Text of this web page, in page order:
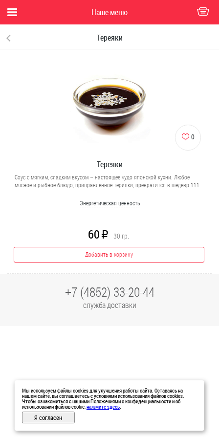
Наше меню
Тереяки
0
Тереяки
Соус с мягким, сладким вкусом – настоящее чудо японской кухни. Любое
мясное и рыбное блюдо, приправленное терияки, превратится в шедевр.111
Энергетическая ценность
60 R 30 гр.
Добавить в корзину
+7 (4852) 33-20-44
служба доставки
Мы используем файлы cookies для улучшения работы сайта. Оставаясь на
нашем сайте, вы соглашаетесь с условиями использования файлов cookies.
Чтобы ознакомиться с нашими Положениями о конфиденциальности и об
использовании файлов cookie,нажмите здесь.
Я согласен